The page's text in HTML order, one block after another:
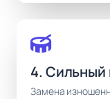
4.
Замена